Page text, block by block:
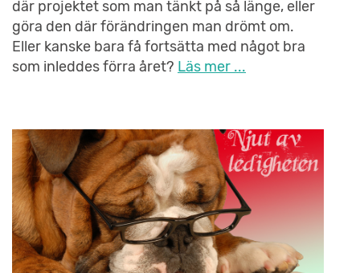
där projektet som man tänkt på så länge, eller
göra den där förändringen man drömt om.
Eller kanske bara få fortsätta med något bra
som inleddes förra året? Läs mer ...